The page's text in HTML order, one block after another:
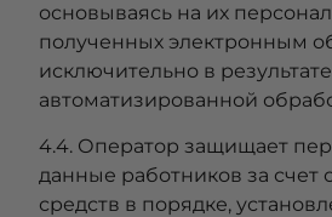
основываясь на их
полученных электронным
исключительно в результате
автоматизированной
4.4. Оператор защищает
данные работников за счет
средств в порядке,